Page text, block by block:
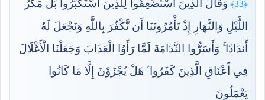
﴿33﴾
وَقَالَ الَّذِينَ اسْتُضْعِفُوا لِلَّذِينَ اسْتَكْبَرُوا بَلْ مَكْرُ
اللَّيْلِ وَالنَّهَارِ إِذْ تَأْمُرُونَنَا أَن نَّكْفُرَ بِاللَّهِ وَنَجْعَلَ لَهُ
أَندَادًا ۚ وَأَسَرُّوا النَّدَامَةَ لَمَّا رَأَوُا الْعَذَابَ وَجَعَلْنَا الْأَغْلَالَ
فِي أَعْنَاقِ الَّذِينَ كَفَرُوا ۚ هَلْ يُجْزَوْنَ إِلَّا مَا كَانُوا
يَعْمَلُونَ